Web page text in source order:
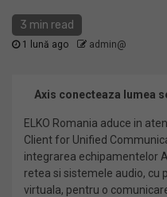
3 min read
1 lună ago admin@
Axis conecteaza lumea
ELKO Romania aduce in
Client for Unified
integrarea echipamentelor
retea si sistemele audio, cu
virtuala, pentru o